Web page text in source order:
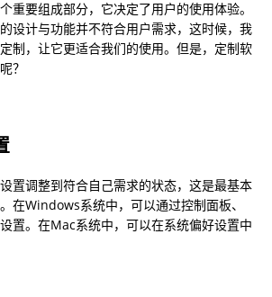
重要组成部分，它决定了用户的使用体验。
设计与功能并不符合用户需求，这时候，我
制，让它更适合我们的使用。但是，定制软
？
置调整到符合自己需求的状态，这是最基本
在Windows系统中，可以通过控制面板、
置。在Mac系统中，可以在系统偏好设置中